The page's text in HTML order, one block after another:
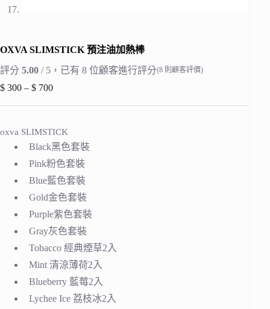
OXVA SLIMSTICK 預注油加熱棒
評分 5.00 / 5，已有 8 位顧客進行評分(8 則顧客評價)
$ 300 – $ 700價
格
圍：
$ 300
到
$ 700
oxva SLIMSTICK
Black黑色套裝
Pink粉色套裝
Blue藍色套裝
Gold金色套裝
Purple紫色套裝
Gray灰色套裝
Tobacco 經典煙草2入
Mint 清涼薄荷2入
Blueberry 藍莓2入
Lychee Ice 荔枝冰2入